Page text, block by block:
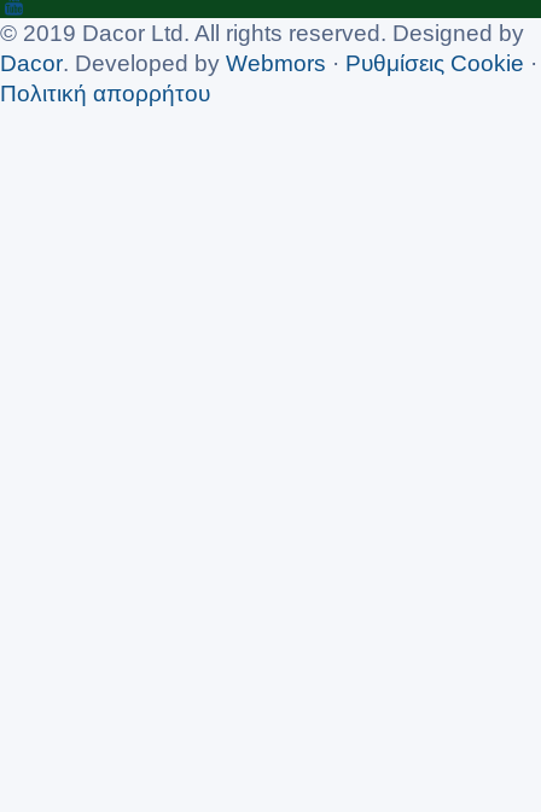
© 2019 Dacor Ltd. All rights reserved. Designed by
Dacor. Developed by Webmors · Ρυθμίσεις Cookie ·
Πολιτική απορρήτου